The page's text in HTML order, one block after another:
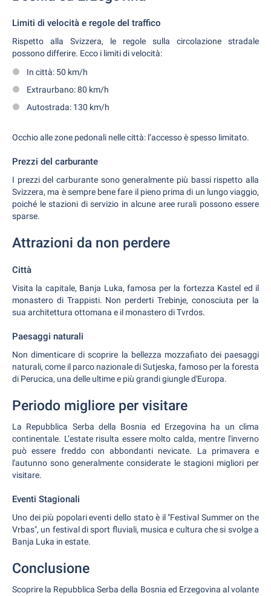
Limiti di velocità e regole del traffico
Rispetto alla Svizzera, le regole sulla circolazione stradale
possono differire. Ecco i limiti di velocità:
In città: 50 km/h
Extraurbano: 80 km/h
Autostrada: 130 km/h
Occhio alle zone pedonali nelle città: l’accesso è spesso limitato.
Prezzi del carburante
I prezzi del carburante sono generalmente più bassi rispetto alla
Svizzera, ma è sempre bene fare il pieno prima di un lungo viaggio,
poiché le stazioni di servizio in alcune aree rurali possono essere
sparse.
Attrazioni da non perdere
Città
Visita la capitale, Banja Luka, famosa per la fortezza Kastel ed il
monastero di Trappisti. Non perderti Trebinje, conosciuta per la
sua architettura ottomana e il monastero di Tvrdos.
Paesaggi naturali
Non dimenticare di scoprire la bellezza mozzafiato dei paesaggi
naturali, come il parco nazionale di Sutjeska, famoso per la foresta
di Perucica, una delle ultime e più grandi giungle d'Europa.
Periodo migliore per visitare
La Repubblica Serba della Bosnia ed Erzegovina ha un clima
continentale. L’estate risulta essere molto calda, mentre l'inverno
può essere freddo con abbondanti nevicate. La primavera e
l'autunno sono generalmente considerate le stagioni migliori per
visitare.
Eventi Stagionali
Uno dei più popolari eventi dello stato è il "Festival Summer on the
Vrbas", un festival di sport fluviali, musica e cultura che si svolge a
Banja Luka in estate.
Conclusione
Scoprire la Repubblica Serba della Bosnia ed Erzegovina al volante